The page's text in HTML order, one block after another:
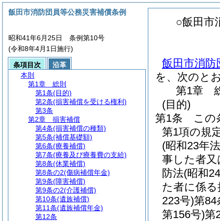
○飯田市
飯田市消防
を、次のと
第1章
(目的)
第1条
この
第1項の規
(昭和23年
事した者
防法(昭和
た者に係
223号)第84
第156号)第
飯田市消防団員等公務災害補償条例
昭和41年6月25日 条例第10号
(令和8年4月1日施行)
条項目次
沿革
本則
第1章
総則
第1条(目的)
第2条(損害補償を受ける権利)
第3条
第2章
損害補償
第4条(損害補償の種類)
第5条(補償基礎額)
第6条(療養補償)
第7条(療養及び療養費の支給)
第8条(休業補償)
第8条の2(傷病補償年金)
第9条(障害補償)
第9条の2(介護補償)
第10条(遺族補償)
第11条(遺族補償年金)
第12条